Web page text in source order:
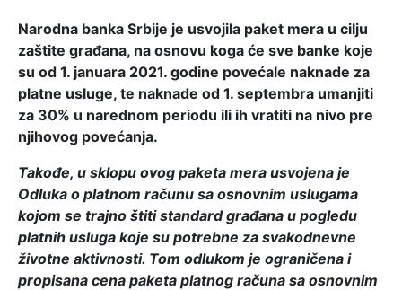
Narodna banka Srbije je usvojila paket mera u cilju
zaštite građana, na osnovu koga će sve banke koje
su od 1. januara 2021. godine povećale naknade za
platne usluge, te naknade od 1. septembra umanjiti
za 30% u narednom periodu ili ih vratiti na nivo pre
njihovog povećanja.
Takođe, u sklopu ovog paketa mera usvojena je
Odluka o platnom računu sa osnovnim uslugama
kojom se trajno štiti standard građana u pogledu
platnih usluga koje su potrebne za svakodnevne
životne aktivnosti. Tom odlukom je ograničena i
propisana cena paketa platnog računa sa osnovnim